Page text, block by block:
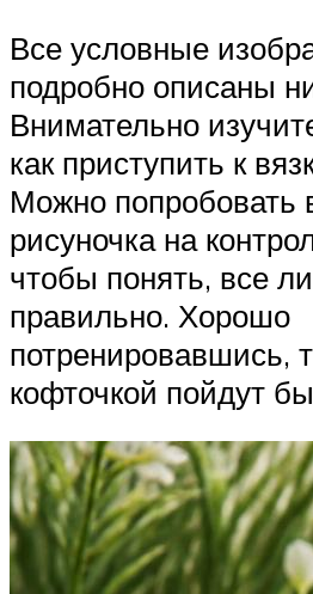
Все условные
подробно описаны
Внимательно
как приступить к
Можно попробовать
рисуночка на
чтобы понять, все
правильно. Хорошо
потренировавшись,
кофточкой пойдут